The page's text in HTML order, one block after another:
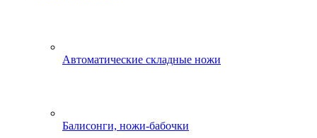
Автоматические складные ножи
Балисонги, ножи-бабочки